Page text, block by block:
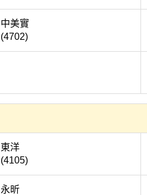
中美實
(4702)
東洋
(4105)
永昕